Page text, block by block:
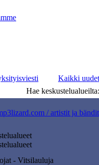
Kaikki
Hae keskustelualueilta:
/ artistit ja bändit
- Vitsilauluja